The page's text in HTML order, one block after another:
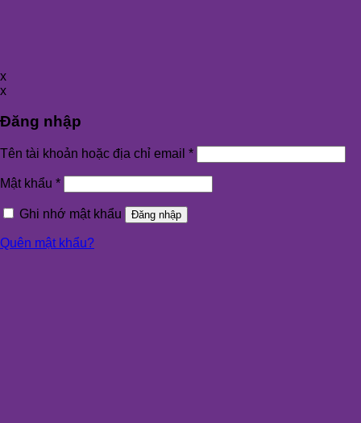
x
x
Đăng nhập
Tên tài khoản hoặc địa chỉ email *
Mật khẩu *
Ghi nhớ mật khẩu Đăng nhập
Quên mật khẩu?